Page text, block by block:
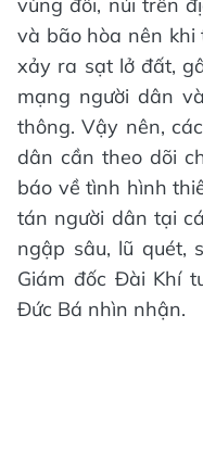
và bão hòa nên khi
xảy ra sạt lở đất,
mạng người dân
thông. Vậy nên,
dân cần theo dõi
báo về tình hình
tán người dân tại
ngập sâu, lũ quét,
Giám đốc Đài Khí
Đức Bá nhìn nhận.